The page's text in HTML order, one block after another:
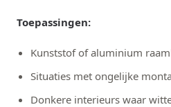
Toepassingen:
Kunststof of aluminium
Situaties met ongelijke
Donkere interieurs waar